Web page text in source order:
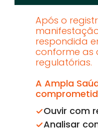
Após o
respondida
conforme as
regulatórias.
A Ampla
Ouvir com
Analisar